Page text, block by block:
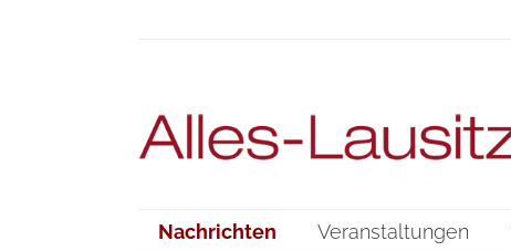
Nachrichten Veranstaltungen